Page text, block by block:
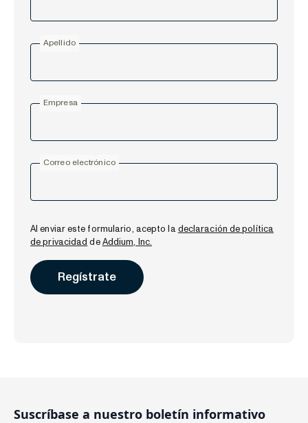
Apellido
Empresa
Correo electrónico
Al enviar este formulario, acepto ladeclaración de política
de privacidad deAddium, Inc.
Suscríbase a nuestro boletín informativo